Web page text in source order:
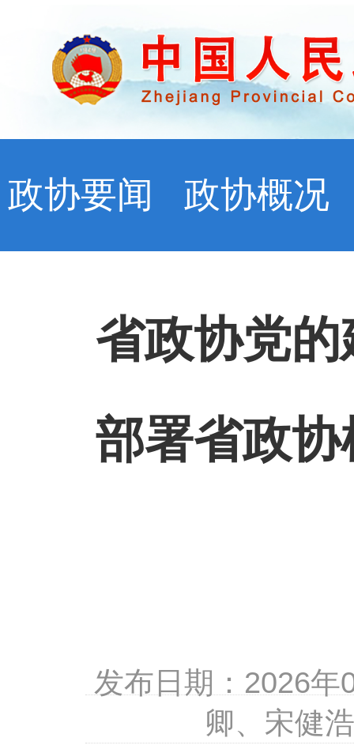
政协要闻 政协概况
省政协党
部署省政
发布日期：2026
卿、宋健